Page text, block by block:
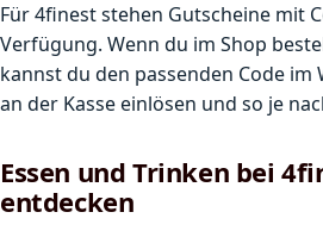
Für 4finest stehen Gutscheine mit
Verfügung. Wenn du im Shop
kannst du den passenden Code
an der Kasse einlösen und so je
Essen und Trinken bei
entdecken